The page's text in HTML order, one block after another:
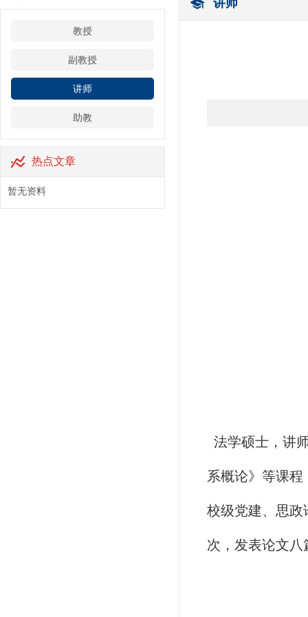
教授
副教授
讲师
助教
热点文章
暂无资料
讲师
法学硕士，讲
系概论》等课
校级党建、思政
次，发表论文八